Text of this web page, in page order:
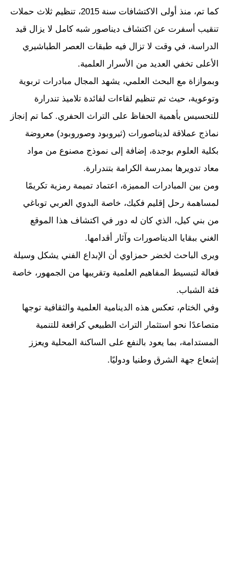
كما تم، منذ أولى الاكتشافات سنة 2015، تنظيم ثلاث حملات
تنقيب أسفرت عن اكتشاف ديناصور شبه كامل لا يزال قيد
الدراسة، في وقت لا تزال فيه طبقات العصر الطباشيري
الأعلى تخفي العديد من الأسرار العلمية.
وبموازاة مع البحث العلمي، يشهد المجال مبادرات تربوية
وتوعوية، حيث تم تنظيم لقاءات لفائدة تلاميذ تندرارة
للتحسيس بأهمية الحفاظ على التراث الحفري. كما تم إنجاز
نماذج عملاقة لديناصورات (ثيروبود وصوروبود) معروضة
بكلية العلوم بوجدة، إضافة إلى نموذج مصنوع من مواد
معاد تدويرها بمدرسة الكرامة بتندرارة.
ومن بين المبادرات المميزة، اعتماد تميمة رمزية تكريمًا
لمساهمة رحل إقليم فكيك، خاصة البدوي العربي توباغي
من بني كيل، الذي كان له دور في اكتشاف هذا الموقع
الغني ببقايا الديناصورات وآثار أقدامها.
ويرى الباحث لخضر حمزاوي أن الإبداع الفني يشكل وسيلة
فعالة لتبسيط المفاهيم العلمية وتقريبها من الجمهور، خاصة
فئة الشباب.
وفي الختام، تعكس هذه الدينامية العلمية والثقافية توجها
متصاعدًا نحو استثمار التراث الطبيعي كرافعة للتنمية
المستدامة، بما يعود بالنفع على الساكنة المحلية ويعزز
إشعاع جهة الشرق وطنيا ودوليًا.